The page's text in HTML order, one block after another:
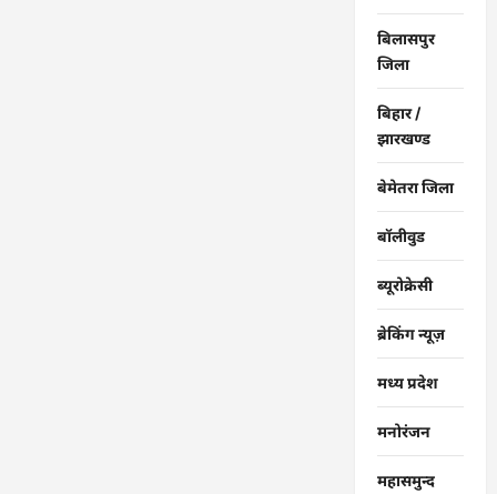
बिलासपुर
जिला
बिहार /
झारखण्ड
बेमेतरा जिला
बॉलीवुड
ब्यूरोक्रेसी
ब्रेकिंग न्यूज़
मध्य प्रदेश
मनोरंजन
महासमुन्द